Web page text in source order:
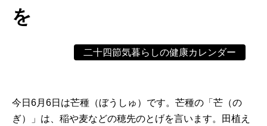
を
二十四節気暮らしの健康カレンダー
今日6月6日は芒種（ぼうしゅ）です。芒種の「芒（の
ぎ）」は、稲や麦などの穂先のとげを言います。田植え